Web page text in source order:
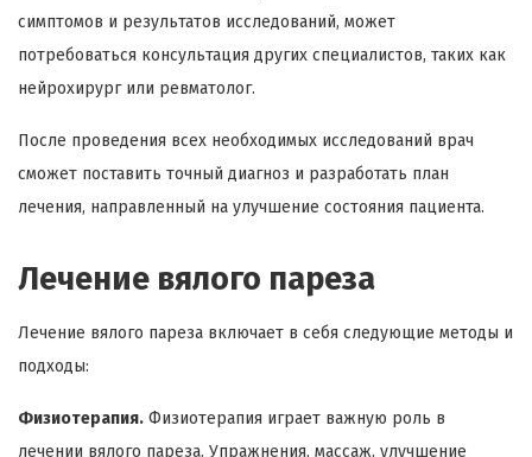
симптомов и результатов исследований, может
потребоваться консультация других специалистов, таких как
нейрохирург или ревматолог.
После проведения всех необходимых исследований врач
сможет поставить точный диагноз и разработать план
лечения, направленный на улучшение состояния пациента.
Лечение вялого пареза
Лечение вялого пареза включает в себя следующие методы и
подходы:
Физиотерапия. Физиотерапия играет важную роль в
лечении вялого пареза. Упражнения, массаж, улучшение